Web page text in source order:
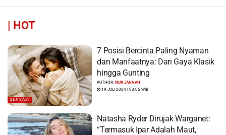
| HOT
SENSASI
7 Posisi Bercinta Paling Nyaman
dan Manfaatnya: Dari Gaya Klasik
hingga Gunting
AUTHOR:NUR JANNAH
19 JULI 2024 | 03:05 WIB
Natasha Ryder Dirujak Warganet:
“Termasuk Ipar Adalah Maut,